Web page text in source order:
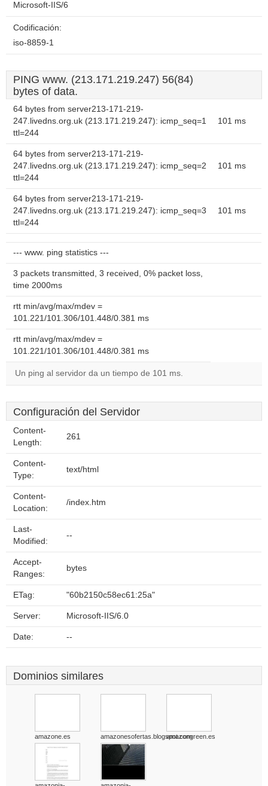
Microsoft-IIS/6
Codificación:
iso-8859-1
PING www. (213.171.219.247) 56(84)
bytes of data.
64 bytes from server213-171-219-
247.livedns.org.uk (213.171.219.247): icmp_seq=1
ttl=244
101 ms
64 bytes from server213-171-219-
247.livedns.org.uk (213.171.219.247): icmp_seq=2
ttl=244
101 ms
64 bytes from server213-171-219-
247.livedns.org.uk (213.171.219.247): icmp_seq=3
ttl=244
101 ms
--- www. ping statistics ---
3 packets transmitted, 3 received, 0% packet loss,
time 2000ms
rtt min/avg/max/mdev =
101.221/101.306/101.448/0.381 ms
rtt min/avg/max/mdev =
101.221/101.306/101.448/0.381 ms
Un ping al servidor da un tiempo de 101 ms.
Configuración del Servidor
Content-
Length:
261
Content-
Type:
text/html
Content-
Location:
/index.htm
Last-
Modified:
--
Accept-
Ranges:
bytes
ETag: "60b2150c58ec61:25a"
Server: Microsoft-IIS/6.0
Date: --
Dominios similares
amazone.es amazonesofertas.blogspot.com
amazongreen.es